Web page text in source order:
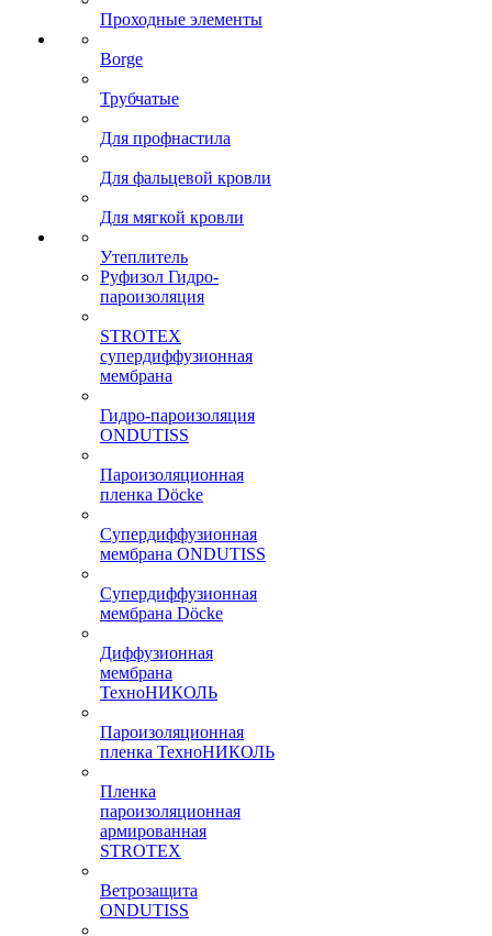
Проходные элементы
Borge
Трубчатые
Для профнастила
Для фальцевой кровли
Для мягкой кровли
Утеплитель
Руфизол Гидро-
пароизоляция
STROTEX
супердиффузионная
мембрана
Гидро-пароизоляция
ONDUTISS
Пароизоляционная
пленка Döcke
Супердиффузионная
мембрана ONDUTISS
Супердиффузионная
мембрана Döcke
Диффузионная
мембрана
ТехноНИКОЛЬ
Пароизоляционная
пленка ТехноНИКОЛЬ
Пленка
пароизоляционная
армированная
STROTEX
Ветрозащита
ONDUTISS